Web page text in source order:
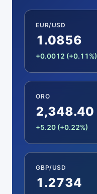
EUR/USD
1.0856
+0.0012 (+0.11%)
ORO
2,348.40
+5.20 (+0.22%)
GBP/USD
1.2734